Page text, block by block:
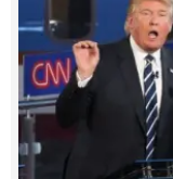
20
seconds